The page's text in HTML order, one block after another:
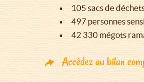
105 sacs de
497 personnes
42 330 mégots
Accédez au bilan